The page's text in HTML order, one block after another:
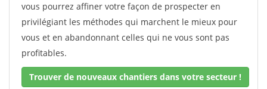
vous pourrez affiner votre façon de prospecter en
privilégiant les méthodes qui marchent le mieux pour
vous et en abandonnant celles qui ne vous sont pas
profitables.
Trouver de nouveaux chantiers dans votre secteur !